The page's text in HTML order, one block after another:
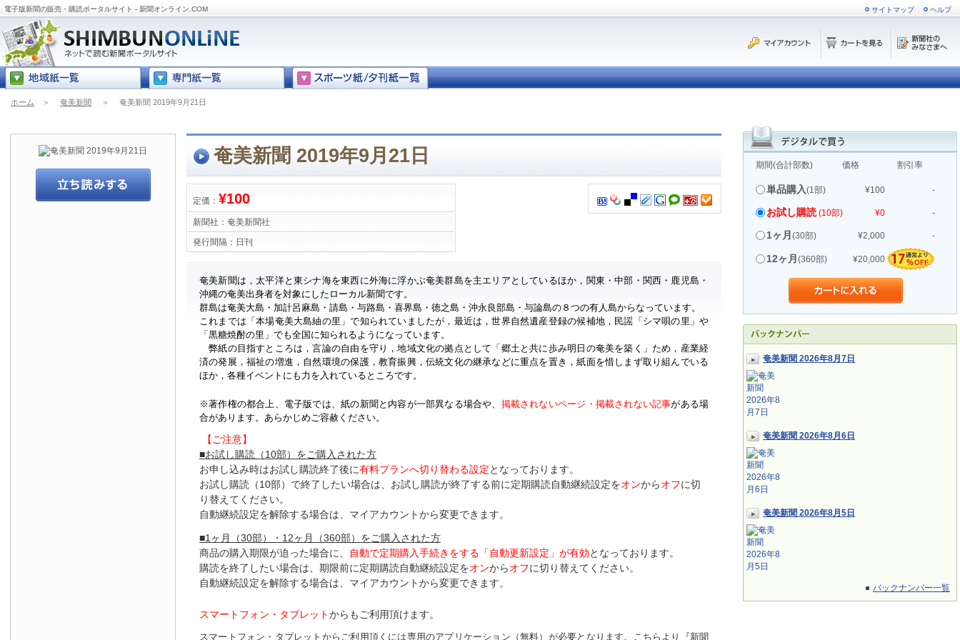
電子版新聞の販売・購読ポータルサイト - 新聞オンライン.COM サイトマップ ヘルプ
ホーム ＞ 奄美新聞 ＞ 奄美新聞 2019年9月21日
期間(合計部数) 価格 割引率
単品購入(1部) ¥100 -
お試し購読 (10部) ¥0 -
1ヶ月 (30部) ¥2,000 -
12ヶ月 (360部) ¥20,000
奄美新聞 2026年8月7日
奄美新聞 2026年8月6日
奄美新聞 2026年8月5日
バックナンバー一覧
奄美新聞 2019年9月21日
定価： ¥100
新聞社： 奄美新聞社
発行間隔： 日刊
奄美新聞は，太平洋と東シナ海を東西に外海に浮かぶ奄美群島を主エリアとしているほか，関東・中部・関西・鹿児島・
沖縄の奄美出身者を対象にしたローカル新聞です。
群島は奄美大島・加計呂麻島・請島・与路島・喜界島・徳之島・沖永良部島・与論島の８つの有人島からなっています。
これまでは「本場奄美大島紬の里」で知られていましたが，最近は，世界自然遺産登録の候補地，民謡「シマ唄の里」や
「黒糖焼酎の里」でも全国に知られるようになっています。
弊紙の目指すところは，言論の自由を守り，地域文化の拠点として「郷土と共に歩み明日の奄美を築く」ため，産業経
済の発展，福祉の増進，自然環境の保護，教育振興，伝統文化の継承などに重点を置き，紙面を惜しまず取り組んでいる
ほか，各種イベントにも力を入れているところです。
※著作権の都合上、 電子版では、紙の新聞と内容が一部異なる場合や、 掲載されないページ・掲載されない記事がある場
合があります。あらかじめご容赦ください。
【ご注意】
■お試し購読（10部）をご購入された方
お申し込み時はお試し購読終了後に有料プランへ切り替わる設定となっております。
お試し購読（10部）で終了したい場合は、お試し購読が終了する前に定期購読自動継続設定をオンからオフに切
り替えてください。
自動継続設定を解除する場合は、マイアカウントから変更できます。
■1ヶ月（30部）・12ヶ月（360部）をご購入された方
商品の購入期限が迫った場合に、
自動で定期購入手続きをする「自動更新設定」が有効となっております。
購読を終了したい場合は、期限前に定期購読自動継続設定をオンからオフに切り替えてください。
自動継続設定を解除する場合は、マイアカウントから変更できます。
スマートフォン・タブレットからもご利用頂けます。
スマートフォン・タブレットからご利用頂くには専用のアプリケーション（無料）が必要となります。 こちらより『新聞